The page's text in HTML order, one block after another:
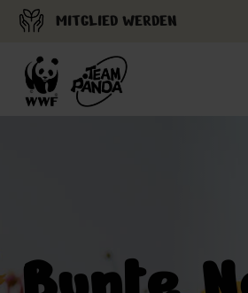
MITGLIED WERDEN